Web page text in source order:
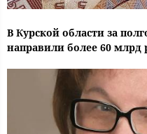
В Курской области за
направили более 60 млрд